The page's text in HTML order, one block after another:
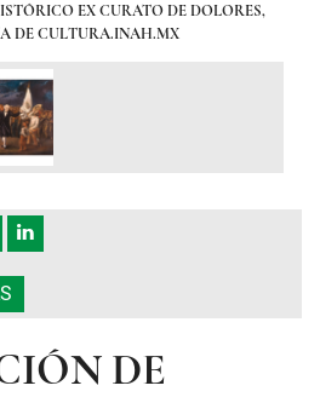
EX CURATO DE DOLORES,
DE CULTURA.INAH.MX
DE